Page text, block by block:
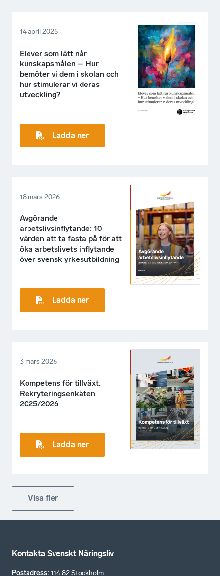
14 april 2026
Elever som lätt når
kunskapsmålen – Hur
bemöter vi dem i skolan och
hur stimulerar vi deras
utveckling?
Ladda ner
18 mars 2026
Avgörande
arbetslivsinflytande: 10
värden att ta fasta på för att
öka arbetslivets inflytande
över svensk yrkesutbildning
Ladda ner
3 mars 2026
Kompetens för tillväxt.
Rekryteringsenkäten
2025/2026
Ladda ner
Visa fler
Kontakta Svenskt Näringsliv
Postadress: 114 82 Stockholm